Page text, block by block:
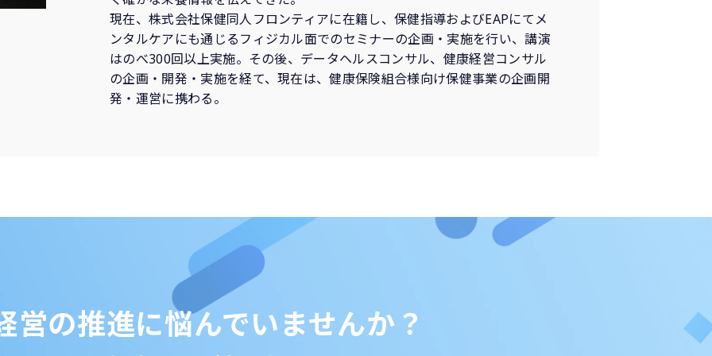
現在、株式会社保健同人フロンティアに在籍し、保健指導およびEAPにてメ
ンタルケアにも通じるフィジカル面でのセミナーの企画・実施を行い、講演
はのべ300回以上実施。その後、データヘルスコンサル、健康経営コンサル
の企画・開発・実施を経て、現在は、健康保険組合様向け保健事業の企画開
発・運営に携わる。
営の推進に悩んでいませんか？